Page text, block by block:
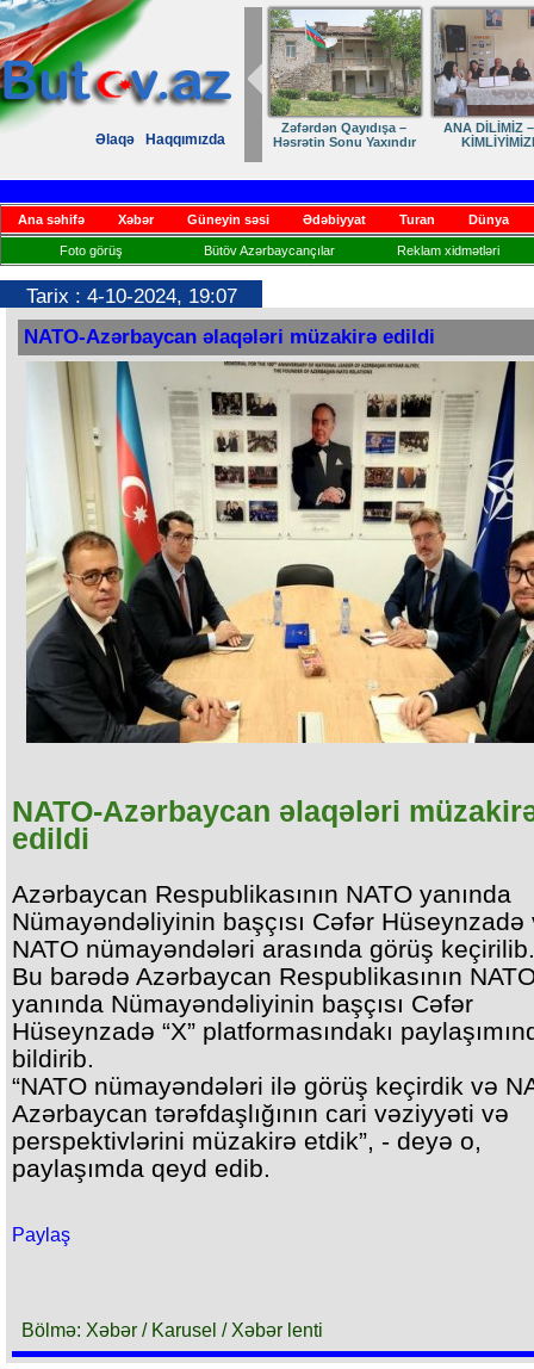
Əlaqə Haqqımızda
Zəfərdən Qayıdışa –
Həsrətin Sonu Yaxındır
ANA DİLİMİZ
Ana səhifə Xəbər Güneyin səsi Ədəbiyyat Turan Dünya
Foto görüş Bütöv Azərbaycançılar Reklam xidmətləri
Tarix : 4-10-2024, 19:07
NATO-Azərbaycan əlaqələri müzakirə edildi
NATO-Azərbaycan əlaqələri
edildi
Azərbaycan Respublikasının NATO yanında
Nümayəndəliyinin başçısı Cəfər Hüseynzadə
NATO nümayəndələri arasında görüş keçirilib.
Bu barədə Azərbaycan Respublikasının
yanında Nümayəndəliyinin başçısı Cəfər
Hüseynzadə “X” platformasındakı
bildirib.
“NATO nümayəndələri ilə görüş keçirdik və
Azərbaycan tərəfdaşlığının cari vəziyyəti və
perspektivlərini müzakirə etdik”, - deyə o,
paylaşımda qeyd edib.
Paylaş
Bölmə: Xəbər / Karusel / Xəbər lenti